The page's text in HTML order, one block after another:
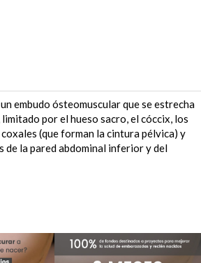
embudo ósteomuscular que se estrecha
por el hueso sacro, el cóccix, los
(que forman la cintura pélvica) y
de la pared abdominal inferior y del